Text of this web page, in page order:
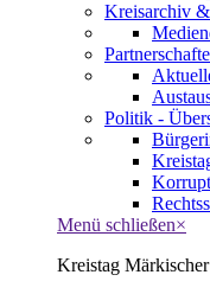
Kreisarchiv
Politik -
Menü schließen×
Kreistag